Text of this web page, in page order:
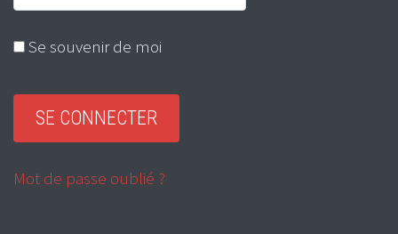
Se souvenir de moi
Mot de passe oublié ?